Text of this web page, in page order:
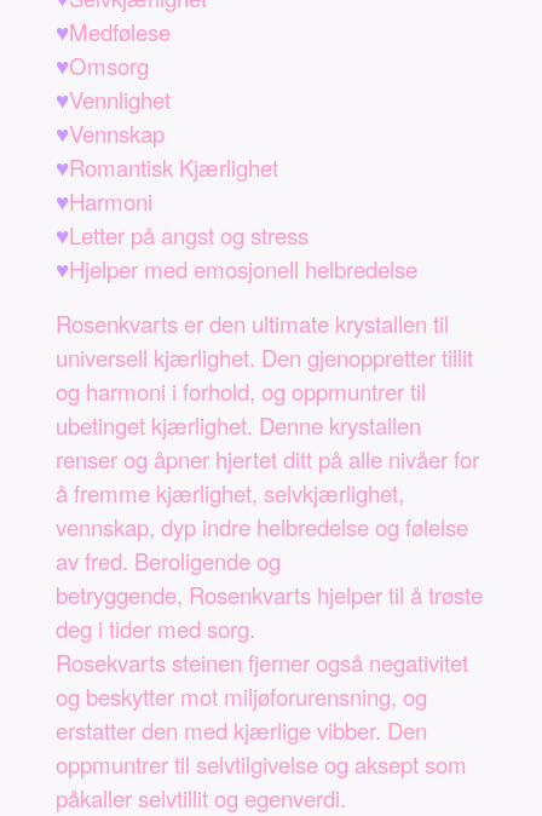
♥Medfølese
♥Omsorg
♥Vennlighet
♥Vennskap
♥Romantisk Kjærlighet
♥Harmoni
♥Letter på angst og stress
♥Hjelper med emosjonell helbredelse
Rosenkvarts er den ultimate krystallen til
universell kjærlighet. Den gjenoppretter tillit
og harmoni i forhold, og oppmuntrer til
ubetinget kjærlighet. Denne krystallen
renser og åpner hjertet ditt på alle nivåer for
å fremme kjærlighet, selvkjærlighet,
vennskap, dyp indre helbredelse og følelse
av fred. Beroligende og
betryggende, Rosenkvarts hjelper til å trøste
deg i tider med sorg.
Rosekvarts steinen fjerner også negativitet
og beskytter mot miljøforurensning, og
erstatter den med kjærlige vibber. Den
oppmuntrer til selvtilgivelse og aksept som
påkaller selvtillit og egenverdi.